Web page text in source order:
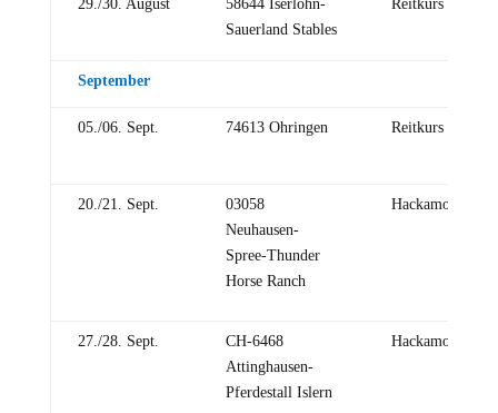
29./30. August
58644 Iserlohn-
Sauerland Stables
Reitkurs
September
05./06. Sept. 74613 Ohringen Reitkurs
20./21. Sept.
03058
Neuhausen-
Spree-Thunder
Horse Ranch
Hackamore
27./28. Sept.
CH-6468
Attinghausen-
Pferdestall Islern
Hackamore